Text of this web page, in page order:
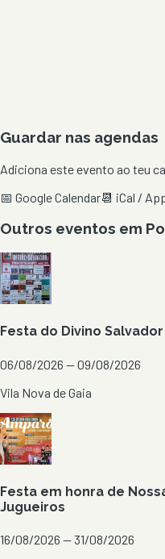
Guardar nas agendas
Adiciona este evento ao teu
📅 Google Calendar📆 iCal /
Outros eventos em
Festa do Divino
06/08/2026 — 09/08/2026
Vila Nova de Gaia
Festa em honra de
Jugueiros
16/08/2026 — 31/08/2026